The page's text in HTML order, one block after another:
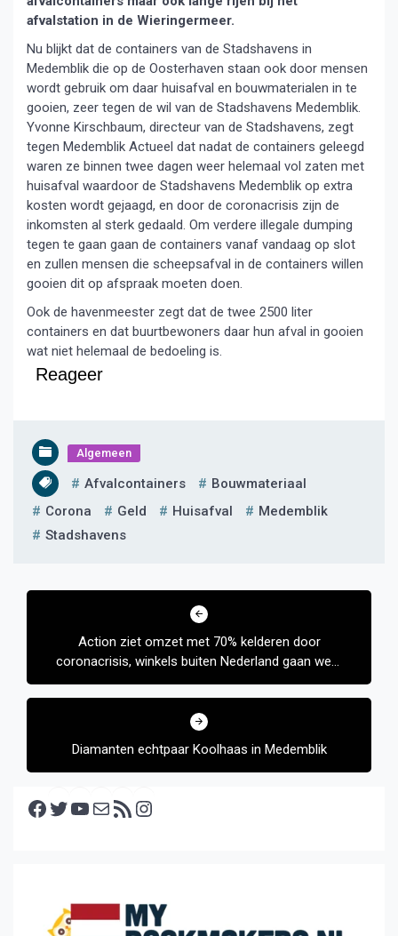
afvalstation in de Wieringermeer.
Nu blijkt dat de containers van de Stadshavens in
Medemblik die op de Oosterhaven staan ook door mensen
wordt gebruik om daar huisafval en bouwmaterialen in te
gooien, zeer tegen de wil van de Stadshavens Medemblik.
Yvonne Kirschbaum, directeur van de Stadshavens, zegt
tegen Medemblik Actueel dat nadat de containers geleegd
waren ze binnen twee dagen weer helemaal vol zaten met
huisafval waardoor de Stadshavens Medemblik op extra
kosten wordt gejaagd, en door de coronacrisis zijn de
inkomsten al sterk gedaald. Om verdere illegale dumping
tegen te gaan gaan de containers vanaf vandaag op slot
en zullen mensen die scheepsafval in de containers willen
gooien dit op afspraak moeten doen.
Ook de havenmeester zegt dat de twee 2500 liter
containers en dat buurtbewoners daar hun afval in gooien
wat niet helemaal de bedoeling is.
Reageer
Algemeen
Afvalcontainers
Bouwmateriaal
Corona
Geld Huisafval
Medemblik
Stadshavens
Bericht
Action ziet omzet met 70% kelderen door
coronacrisis, winkels buiten Nederland gaan weer
open
Diamanten echtpaar Koolhaas in Medemblik
Facebook Twitter YouTube E-mail RSS feed